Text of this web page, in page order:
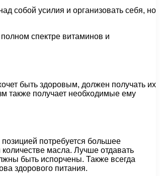
собой усилия и организовать себя, но
спектре витаминов и
быть здоровым, должен получать их
также получает необходимые ему
потребуется большее
масла. Лучше отдавать
быть испорчены. Также всегда
здорового питания.